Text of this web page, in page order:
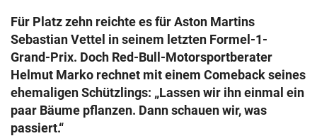
search
eingeben
© Krone Multimedia GmbH & Co KG 2026
Muthgasse 2, 1190 Wien
Für Platz zehn reichte es für Aston Martins
Sebastian Vettel in seinem letzten Formel-1-
Grand-Prix. Doch Red-Bull-Motorsportberater
Helmut Marko rechnet mit einem Comeback seines
ehemaligen Schützlings: „Lassen wir ihn einmal ein
paar Bäume pflanzen. Dann schauen wir, was
passiert.“